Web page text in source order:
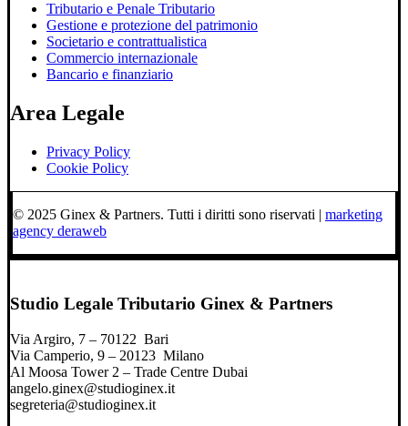
Tributario e Penale Tributario
Gestione e protezione del patrimonio
Societario e contrattualistica
Commercio internazionale
Bancario e finanziario
Area Legale
Privacy Policy
Cookie Policy
© 2025 Ginex & Partners. Tutti i diritti sono riservati | marketing
agency deraweb
Studio Legale Tributario Ginex & Partners
Via Argiro, 7 – 70122 Bari
Via Camperio, 9 – 20123 Milano
Al Moosa Tower 2 – Trade Centre Dubai
angelo.ginex@studioginex.it
segreteria@studioginex.it